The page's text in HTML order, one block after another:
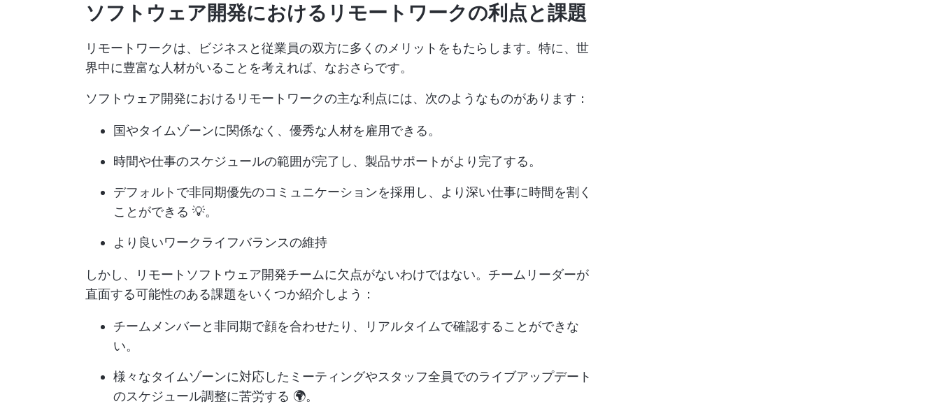
ソフトウェア開発におけるリモートワークの利点と課題
リモートワークは、ビジネスと従業員の双方に多くのメリットをもたらします。特に、世
界中に豊富な人材がいることを考えれば、なおさらです。
ソフトウェア開発におけるリモートワークの主な利点には、次のようなものがあります：
国やタイムゾーンに関係なく、優秀な人材を雇用できる。
時間や仕事のスケジュールの範囲が完了し、製品サポートがより完了する。
デフォルトで非同期優先のコミュニケーションを採用し、より深い仕事に時間を割く
ことができる 💡。
より良いワークライフバランスの維持
しかし、リモートソフトウェア開発チームに欠点がないわけではない。チームリーダーが
直面する可能性のある課題をいくつか紹介しよう：
チームメンバーと非同期で顔を合わせたり、リアルタイムで確認することができな
い。
様々なタイムゾーンに対応したミーティングやスタッフ全員でのライブアップデート
のスケジュール調整に苦労する 🌍。